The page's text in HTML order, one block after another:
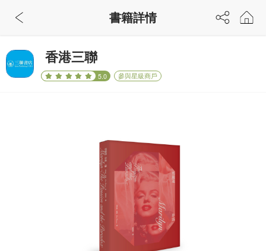
香港三聯
5.0 參與星級商戶
書籍詳情